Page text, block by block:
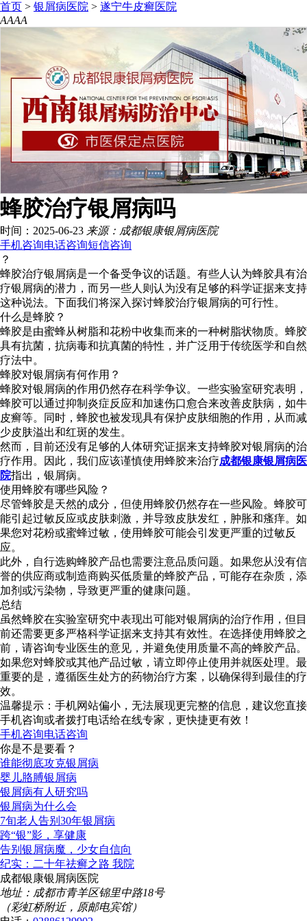
首页 > 银屑病医院 > 遂宁牛皮癣医院
AAAA
蜂胶治疗银屑病吗
时间：2025-06-23 来源：成都银康银屑病医院
手机咨询电话咨询短信咨询
？
蜂胶治疗银屑病是一个备受争议的话题。有些人认为蜂胶具有治
疗银屑病的潜力，而另一些人则认为没有足够的科学证据来支持
这种说法。下面我们将深入探讨蜂胶治疗银屑病的可行性。
什么是蜂胶？
蜂胶是由蜜蜂从树脂和花粉中收集而来的一种树脂状物质。蜂胶
具有抗菌，抗病毒和抗真菌的特性，并广泛用于传统医学和自然
疗法中。
蜂胶对银屑病有何作用？
蜂胶对银屑病的作用仍然存在科学争议。一些实验室研究表明，
蜂胶可以通过抑制炎症反应和加速伤口愈合来改善皮肤病，如牛
皮癣等。同时，蜂胶也被发现具有保护皮肤细胞的作用，从而减
少皮肤溢出和红斑的发生。
然而，目前还没有足够的人体研究证据来支持蜂胶对银屑病的治
疗作用。因此，我们应该谨慎使用蜂胶来治疗成都银康银屑病医
院指出，银屑病。
使用蜂胶有哪些风险？
尽管蜂胶是天然的成分，但使用蜂胶仍然存在一些风险。蜂胶可
能引起过敏反应或皮肤刺激，并导致皮肤发红，肿胀和瘙痒。如
果您对花粉或蜜蜂过敏，使用蜂胶可能会引发更严重的过敏反
应。
此外，自行选购蜂胶产品也需要注意品质问题。如果您从没有信
誉的供应商或制造商购买低质量的蜂胶产品，可能存在杂质，添
加剂或污染物，导致更严重的健康问题。
总结
虽然蜂胶在实验室研究中表现出可能对银屑病的治疗作用，但目
前还需要更多严格科学证据来支持其有效性。在选择使用蜂胶之
前，请咨询专业医生的意见，并避免使用质量不高的蜂胶产品。
如果您对蜂胶或其他产品过敏，请立即停止使用并就医处理。最
重要的是，遵循医生处方的药物治疗方案，以确保得到最佳的疗
效。
温馨提示：手机网站偏小，无法展现更完整的信息，建议您直接
手机咨询或者拨打电话给在线专家，更快捷更有效！
手机咨询电话咨询
你是不是要看？
谁能彻底攻克银屑病
婴儿胳膊银屑病
银屑病有人研究吗
银屑病为什么会
7旬老人告别30年银屑病
跨“银”影，享健康
告别银屑病魔，少女自信向
纪实：二十年祛癣之路 我院
成都银康银屑病医院
地址：成都市青羊区锦里中路18号
（彩虹桥附近，原邮电宾馆）